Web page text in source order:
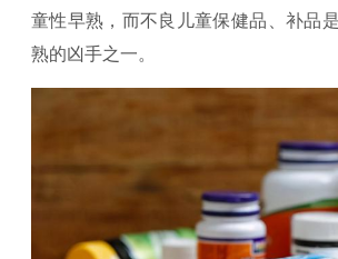
童性早熟，而不良儿童保健品、补品
熟的凶手之一。